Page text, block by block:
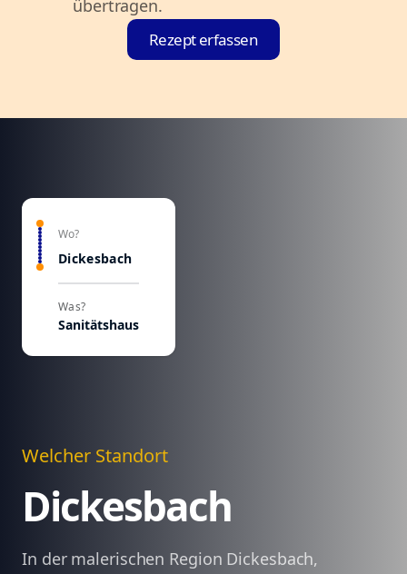
übertragen.
Rezept erfassen
Wo?
Dickesbach
Was?
Sanitätshaus
Welcher Standort
Dickesbach
In der malerischen Region Dickesbach,